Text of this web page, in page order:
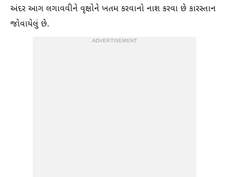
અંદર આગ લગાવવીને વૃક્ષોને ખતમ કરવાનો નાશ કરવા છે કારસ્તાન
જોવાયેલું છે.
ADVERTISEMENT